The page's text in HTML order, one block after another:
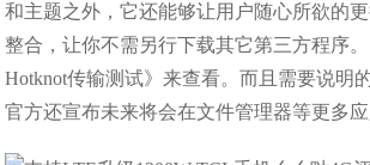
和主题之外，它还能够让用户随心所欲的
整合，让你不需另行下载其它第三方程序
Hotknot传输测试》来查看。而且需要说明
官方还宣布未来将会在文件管理器等更多